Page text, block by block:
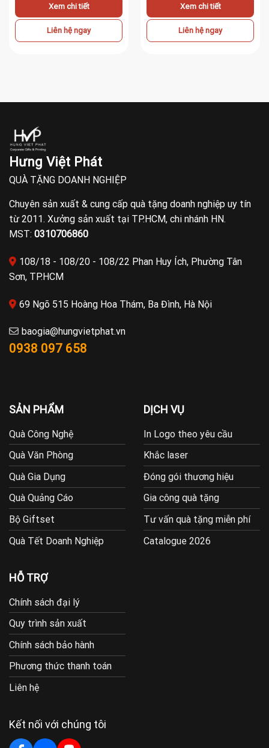
Xem chi tiết
Liên hệ ngay
Xem chi tiết
Liên hệ ngay
Hưng Việt Phát
QUÀ TẶNG DOANH NGHIỆP
Chuyên sản xuất & cung cấp quà tặng doanh nghiệp uy tín
từ 2011. Xưởng sản xuất tại TP.HCM, chi nhánh HN.
MST: 0310706860
108/18 - 108/20 - 108/22 Phan Huy Ích, Phường Tân
Sơn, TP.HCM
69 Ngõ 515 Hoàng Hoa Thám, Ba Đình, Hà Nội
baogia@hungvietphat.vn
0938 097 658
SẢN PHẨM
Quà Công Nghệ
Quà Văn Phòng
Quà Gia Dụng
Quà Quảng Cáo
Bộ Giftset
Quà Tết Doanh Nghiệp
DỊCH VỤ
In Logo theo yêu cầu
Khắc laser
Đóng gói thương hiệu
Gia công quà tặng
Tư vấn quà tặng miễn phí
Catalogue 2026
HỖ TRỢ
Chính sách đại lý
Quy trình sản xuất
Chính sách bảo hành
Phương thức thanh toán
Liên hệ
Kết nối với chúng tôi